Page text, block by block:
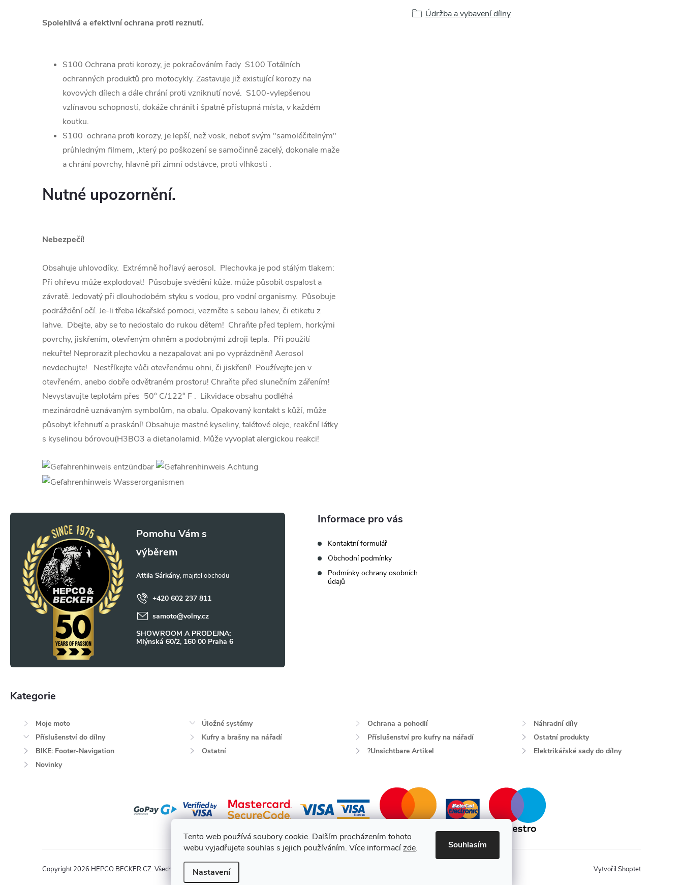
Tento web používá soubory cookie. Dalším procházením tohoto
webu vyjadřujete souhlas s jejich používáním. Více informacízde.
Nastavení
Souhlasím
Spolehlivá a efektivní ochrana proti reznutí.
S100 Ochrana proti korozy, je pokračováním řady S100 Totálních
ochranných produktů pro motocykly. Zastavuje již existující korozy na
kovových dílech a dále chrání proti vzniknutí nové. S100-vylepšenou
vzlínavou schopností, dokáže chránit i špatně přístupná místa, v každém
koutku.
S100 ochrana proti korozy, je lepší, než vosk, neboť svým "samoléčitelným"
průhledným filmem, ,který po poškození se samočinně zacelý, dokonale maže
a chrání povrchy, hlavně při zimní odstávce, proti vlhkosti .
Nutné upozornění.
Nebezpečí!
Obsahuje uhlovodíky. Extrémně hořlavý aerosol. Plechovka je pod stálým tlakem:
Při ohřevu může explodovat! Působuje svědění kůže. může působit ospalost a
závratě. Jedovatý při dlouhodobém styku s vodou, pro vodní organismy. Působuje
podráždění očí. Je-li třeba lékařské pomoci, vezměte s sebou lahev, či etiketu z
lahve. Dbejte, aby se to nedostalo do rukou dětem! Chraňte před teplem, horkými
povrchy, jiskřením, otevřeným ohněm a podobnými zdroji tepla. Při použití
nekuřte! Neprorazit plechovku a nezapalovat ani po vyprázdnění! Aerosol
nevdechujte! Nestříkejte vůči otevřenému ohni, či jiskření! Používejte jen v
otevřeném, anebo dobře odvětraném prostoru! Chraňte před slunečním zářením!
Nevystavujte teplotám přes 50° C/122° F . Likvidace obsahu podléhá
mezinárodně uznávaným symbolům, na obalu. Opakovaný kontakt s kůží, může
působyt křehnutí a praskání! Obsahuje mastné kyseliny, talétové oleje, reakční látky
s kyselinou bórovou(H3BO3 a dietanolamid. Může vyvoplat alergickou reakci!
Údržba a vybavení dílny
Z
Attila Sárkány
+420 602 237 811
samoto@volny.cz
SHOWROOM A PRODEJNA:
Mlýnská 60/2, 160 00 Praha 6
Informace pro vás
Kontaktní formulář
Obchodní podmínky
Podmínky ochrany osobních
údajů
Přeskočit
Kategorie
Moje moto Úložné systémy Ochrana a pohodlí
Náhradní díly
Příslušenství do dílny
Kufry a brašny na nářadí Příslušenství pro kufry na nářadí
Ostatní produkty
BIKE: Footer-Navigation
Ostatní ?Unsichtbare Artikel
Elektrikářské sady do dílny
Novinky
Vytvořil Shoptet
Copyright 2026 HEPCO BECKER CZ. Všechna práva vyhrazena.